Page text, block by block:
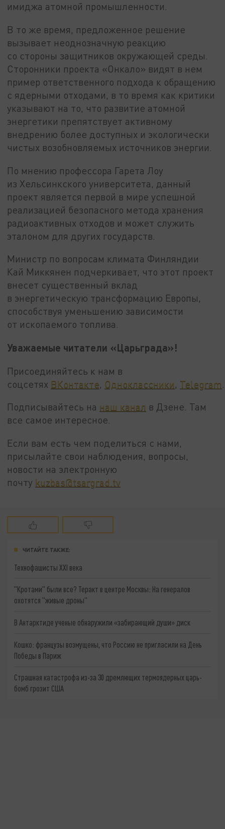
имиджа атомной промышленности.
В то же время, предложенное решение
вызывает неоднозначную реакцию
со стороны защитников окружающей среды.
Сторонники проекта «Онкало» видят в нем
пример ответственного подхода к обращению
с ядерными отходами, в то время как критики
указывают на то, что развитие атомной
энергетики препятствует активному
внедрению более доступных и экологически
чистых возобновляемых источников энергии.
По мнению профессора Гарета Лоу
из Хельсинкского университета, данный
проект является первой в мире успешной
реализацией безопасного метода хранения
радиоактивных отходов и может служить
эталоном для других государств.
Министр по вопросам климата Финляндии
Кай Миккянен подчеркивает, что этот проект
внесет существенный вклад
в энергетическую трансформацию Европы,
способствуя уменьшению зависимости
от ископаемого топлива.
Уважаемые читатели «Царьграда»!
Присоединяйтесь к нам в
соцсетях ВКонтакте Одноклассники Telegram
Подписывайтесь на наш канал в Дзене. Там
все самое интересное.
Если вам есть чем поделиться с нами,
присылайте свои наблюдения, вопросы,
новости на электронную
почту kuzbas@tsargrad.tv
ЧИТАЙТЕ ТАКЖЕ:
Технофашисты XXI века
"Кротами" были все? Теракт в центре Москвы: На генералов
охотятся "живые дроны"
В Антарктиде ученые обнаружили «забирающий души» диск
Кошко: французы возмущены, что Россию не пригласили на День
Победы в Париж
Страшная катастрофа из-за 30 дремлющих термоядерных царь-
бомб грозит США